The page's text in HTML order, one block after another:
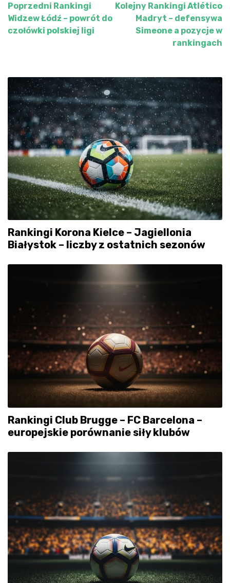
Nawigacja
wpisu
Poprzedni Rankingi
Widzew Łódź – powrót do
czołówki polskiej ligi
Kolejny Rankingi Atlético
Madryt – defensywa
Simeone a pozycje w
rankingach
Rankingi Korona Kielce – Jagiellonia
Białystok – liczby z ostatnich sezonów
Rankingi Club Brugge – FC Barcelona –
europejskie porównanie siły klubów